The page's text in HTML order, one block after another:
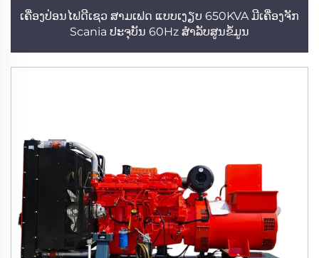
ເຄື່ອງປ່ອນໄຟດີເຊວ ສາມເຟດ ແບບເງຽບ 650KVA ມີເຄື່ອງຈັກ
Scania ປະຈຸບັນ 60Hz ສຳລັບສູນຂໍ້ມູນ